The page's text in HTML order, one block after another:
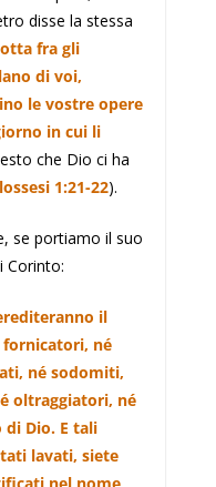
disse la stessa
fra gli
di voi,
le vostre opere
in cui li
che Dio ci ha
1:21-22).
se portiamo il suo
Corinto:
il
fornicatori, né
né sodomiti,
oltraggiatori, né
Dio. E tali
lavati, siete